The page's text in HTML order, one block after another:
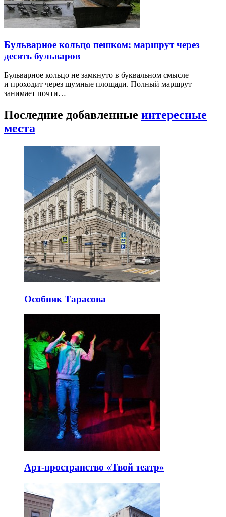
Бульварное кольцо пешком: маршрут через
десять бульваров
Бульварное кольцо не замкнуто в буквальном смысле
и проходит через шумные площади. Полный маршрут
занимает почти…
Последние добавленные интересные
места
Особняк Тарасова
Арт-пространство «Твой театр»